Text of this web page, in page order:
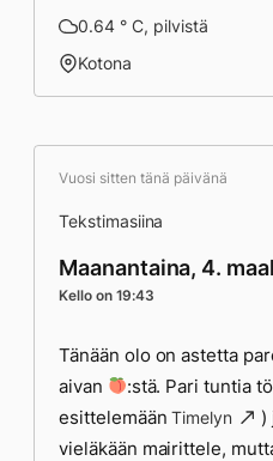
0.64 ° C, pilvistä
Kotona
Vuosi sitten tänä päivänä
Tekstimasiina
Maanantaina, 4.
Kello on 19:43
Tänään olo on astetta
aivan
:stä. Pari tuntia
esittelemäänTimelyn
)
vieläkään mairittele,